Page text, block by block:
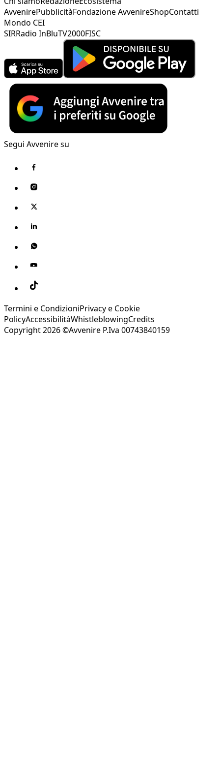
AvvenirePubblicitàFondazione AvvenireShopContatti
Mondo CEI
SIRRadio InBluTV2000FISC
Segui Avvenire su
Termini e CondizioniPrivacy e Cookie
PolicyAccessibilitàWhistleblowingCredits
Copyright 2026 ©Avvenire P.Iva 00743840159